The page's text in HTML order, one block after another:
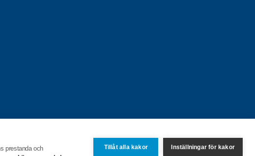
prestanda och
Tillåt alla kakor Inställningar för kakor